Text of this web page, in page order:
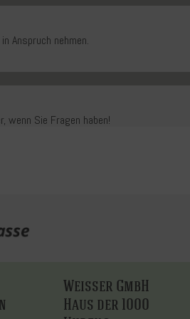
Anspruch nehmen.
wenn Sie Fragen haben!
Weisser GmbH
Haus der 1000